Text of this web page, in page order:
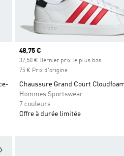
Prix actuel
48,75 €
37,50 € Dernier prix le plus bas
75 € Prix d'origine
Chaussure Grand Court
Hommes Sportswear
7 couleurs
Offre à durée limitée